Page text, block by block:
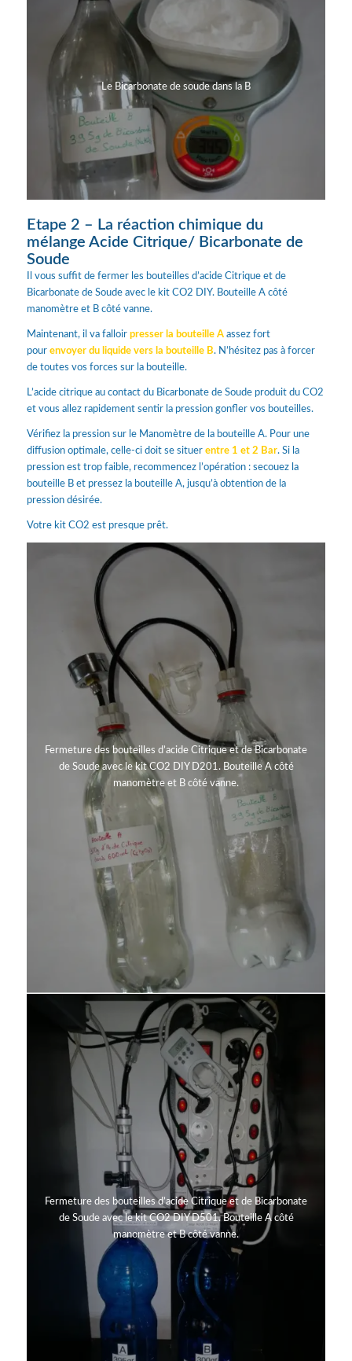
Le Bicarbonate de soude dans la B
Etape 2 – La réaction chimique du
mélange Acide Citrique/ Bicarbonate de
Soude
Il vous suffit de fermer les bouteilles d’acide Citrique et de
Bicarbonate de Soude avec le kit CO2 DIY. Bouteille A côté
manomètre et B côté vanne.
Maintenant, il va falloir presser la bouteille Aassez fort
pour envoyer du liquide vers la bouteille B. N’hésitez pas à forcer
de toutes vos forces sur la bouteille.
L’acide citrique au contact du Bicarbonate de Soude produit du CO2
et vous allez rapidement sentir la pression gonfler vos bouteilles.
Vérifiez la pression sur le Manomètre de la bouteille A. Pour une
diffusion optimale, celle-ci doit se situer entre 1 et 2 Bar. Si la
pression est trop faible, recommencez l’opération : secouez la
bouteille B et pressez la bouteille A, jusqu’à obtention de la
pression désirée.
Votre kit CO2 est presque prêt.
Fermeture des bouteilles d’acide Citrique et de Bicarbonate
de Soude avec le kit CO2 DIY D201. Bouteille A côté
manomètre et B côté vanne.
Fermeture des bouteilles d’acide Citrique et de Bicarbonate
de Soude avec le kit CO2 DIY D501. Bouteille A côté
manomètre et B côté vanne.